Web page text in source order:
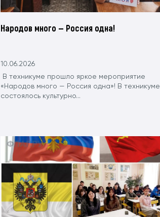
Народов много — Россия одна!
10.06.2026
В техникуме прошло яркое мероприятие
«Народов много — Россия одна»! В техникуме
состоялось культурно...